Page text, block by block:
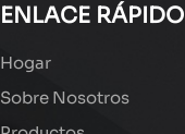
ENLACE RÁPIDO
Hogar
Sobre Nosotros